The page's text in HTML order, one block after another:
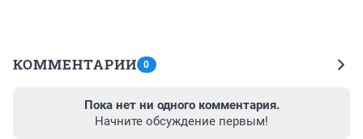
КОММЕНТАРИИ 0
Пока нет ни одного комментария.
Начните обсуждение первым!